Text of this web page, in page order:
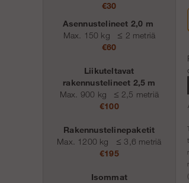
€30
Asennustelineet 2,0 m
Max. 150 kg ≤ 2 metriä
€60
Liikuteltavat
rakennustelineet 2,5 m
Max. 900 kg
≤ 2,5 metriä
€100
Rakennustelinepaketit
Max. 1200 kg
≤ 3,6 metriä
€195
Isommat